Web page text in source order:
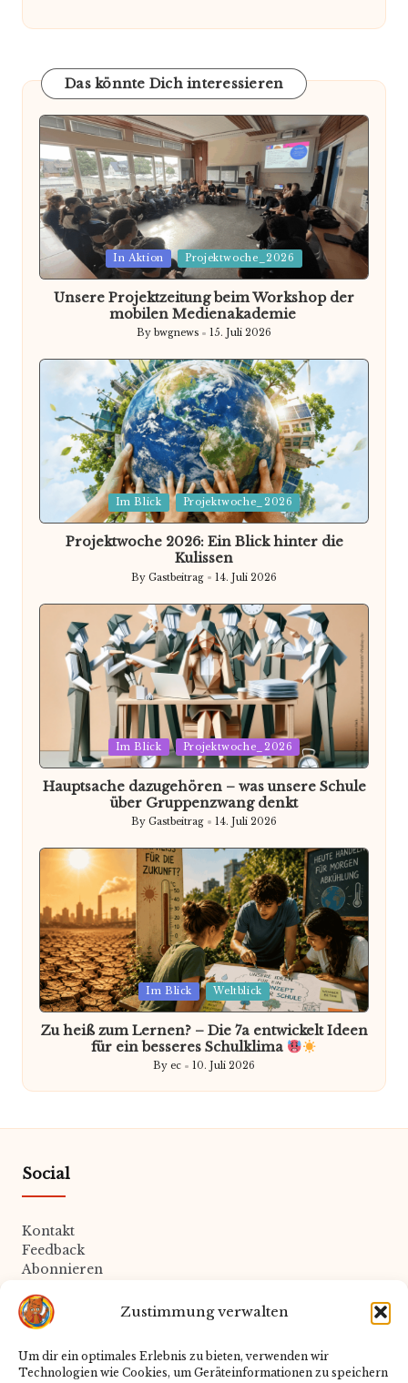
Zustimmung verwalten
Um dir ein optimales Erlebnis zu bieten, verwenden wir
Technologien wie Cookies, um Geräteinformationen zu speichern
Das könnte Dich interessieren
Posted
in
In Aktion Projektwoche_2026
Unsere Projektzeitung beim Workshop der
mobilen Medienakademie
Posted
by
By bwgnews 15. Juli 2026
Posted
in
Im Blick Projektwoche_2026
Projektwoche 2026: Ein Blick hinter die
Kulissen
Posted
By Gastbeitrag 14. Juli 2026
Posted
in
Im Blick Projektwoche_2026
Hauptsache dazugehören – was unsere Schule
über Gruppenzwang denkt
Posted
by
By Gastbeitrag 14. Juli 2026
Posted
in
Im Blick Weltblick
Zu heiß zum Lernen? – Die 7a entwickelt Ideen
für ein besseres Schulklima
Posted
by
By ec 10. Juli 2026
Social
Kontakt
Feedback
Abonnieren
Rechtliches
Datenschutz